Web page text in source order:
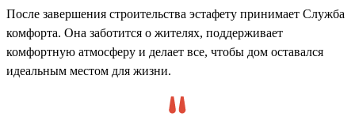
После завершения строительства эстафету принимает Служба
комфорта. Она заботится о жителях, поддерживает
комфортную атмосферу и делает все, чтобы дом оставался
идеальным местом для жизни.